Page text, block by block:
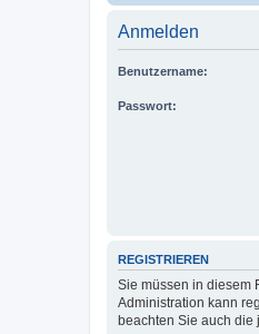
Anmelden
Benutzername:
Passwort:
REGISTRIEREN
Sie müssen in diesem
Administration kann
beachten Sie auch